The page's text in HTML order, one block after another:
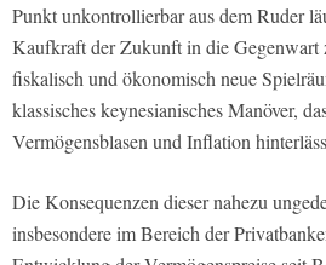
Punkt unkontrollierbar aus dem Ruder
Kaufkraft der Zukunft in die Gegenwart
fiskalisch und ökonomisch neue
klassisches keynesianisches Manöver,
Vermögensblasen und Inflation
Die Konsequenzen dieser nahezu
insbesondere im Bereich der